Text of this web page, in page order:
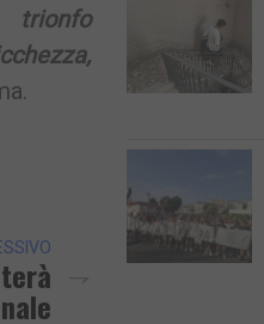
trionfo